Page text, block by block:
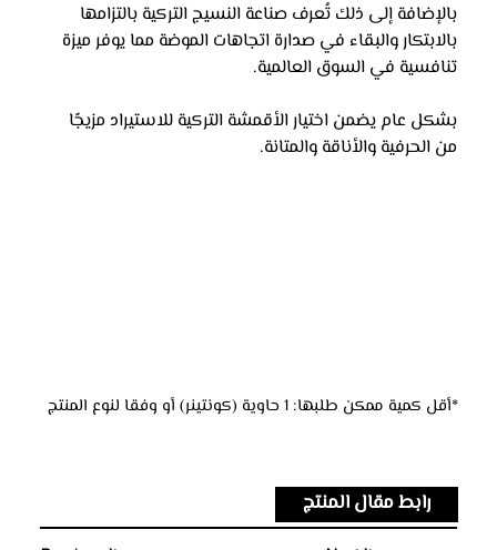
بالإضافة إلى ذلك تُعرف صناعة النسيج التركية بالتزامها
بالابتكار والبقاء في صدارة اتجاهات الموضة مما يوفر ميزة
تنافسية في السوق العالمية.
بشكل عام يضمن اختيار الأقمشة التركية للاستيراد مزيجًا
من الحرفية والأناقة والمتانة.
*أقل كمية ممكن طلبها: 1 حاوية (كونتينر) أو وفقا لنوع المنتج
رابط مقال المنتج